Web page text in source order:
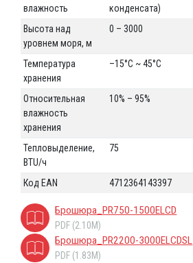
влажность
конденсата)
Высота над
уровнем моря, м
0 – 3000
Температура
хранения
–15°C ~ 45°C
Относительная
влажность
хранения
10% – 95%
Тепловыделение,
BTU/ч
75
Код EAN 4712364143397
Брошюра_PR750-1500ELCD
PDF (2.10M)
Брошюра_PR2200-3000ELCDSL
PDF (1.83M)